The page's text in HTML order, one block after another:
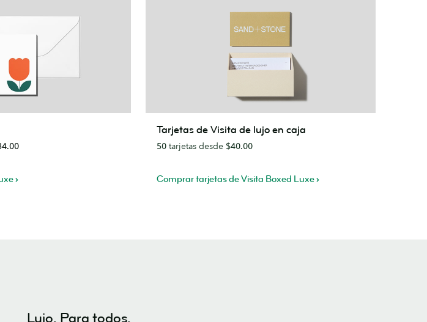
Visita
lujo
Tarjetas de Visita de lujo en caja
50 tarjetas desde $40.00
Comprar tarjetas de Visita Boxed Luxe
Lujo. Para todos.